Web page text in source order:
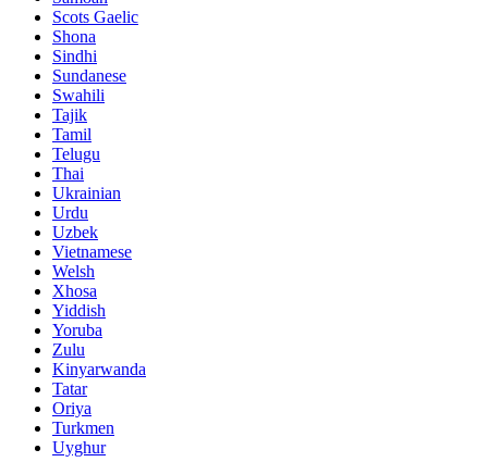
Scots Gaelic
Shona
Sindhi
Sundanese
Swahili
Tajik
Tamil
Telugu
Thai
Ukrainian
Urdu
Uzbek
Vietnamese
Welsh
Xhosa
Yiddish
Yoruba
Zulu
Kinyarwanda
Tatar
Oriya
Turkmen
Uyghur